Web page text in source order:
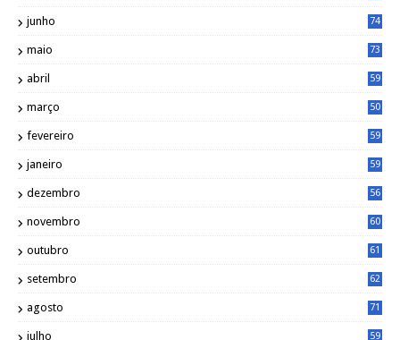
junho 74
maio 73
abril 59
março 50
fevereiro 59
janeiro 59
dezembro 56
novembro 60
outubro 61
setembro 62
agosto 71
julho 59